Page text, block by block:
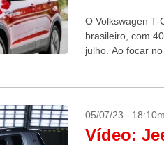
O Volkswagen
brasileiro, com
julho. Ao focar
05/07/23 -
Vídeo: